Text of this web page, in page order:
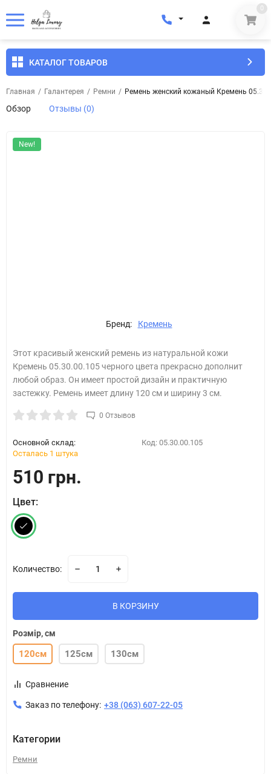
0
КАТАЛОГ ТОВАРОВ
Главная / Галантерея / Ремни / Ремень женский кожаный Кремень
Обзор Отзывы (0)
New!
Бренд: Кремень
Этот красивый женский ремень из натуральной кожи
Кремень 05.30.00.105​ черного цвета прекрасно дополнит
любой образ. Он имеет простой дизайн и практичную
застежку. Ремень имеет длину 120 см и ширину 3 см.
0 Отзывов
Основной склад:
Осталась 1 штука
Код: 05.30.00.105
510 грн.
Цвет:
Количество:
В КОРЗИНУ
Розмір, см
120см 125см 130см
Сравнение
Заказ по телефону: +38 (063) 607-22-05
Категории
Ремни